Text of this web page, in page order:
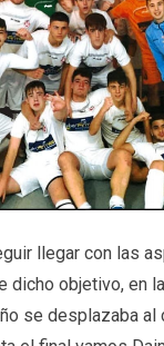
llegar con las
dicho objetivo, en
se desplazaba al